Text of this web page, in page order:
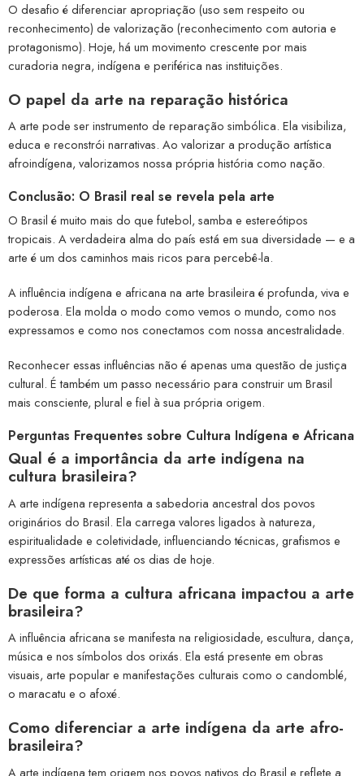
O desafio é diferenciar apropriação (uso sem respeito ou
reconhecimento) de valorização (reconhecimento com autoria e
protagonismo). Hoje, há um movimento crescente por mais
curadoria negra, indígena e periférica nas instituições.
O papel da arte na reparação histórica
A arte pode ser instrumento de reparação simbólica. Ela visibiliza,
educa e reconstrói narrativas. Ao valorizar a produção artística
afroindígena, valorizamos nossa própria história como nação.
Conclusão: O Brasil real se revela pela arte
O Brasil é muito mais do que futebol, samba e estereótipos
tropicais. A verdadeira alma do país está em sua diversidade — e a
arte é um dos caminhos mais ricos para percebê-la.
A influência indígena e africana na arte brasileira é profunda, viva e
poderosa. Ela molda o modo como vemos o mundo, como nos
expressamos e como nos conectamos com nossa ancestralidade.
Reconhecer essas influências não é apenas uma questão de justiça
cultural. É também um passo necessário para construir um Brasil
mais consciente, plural e fiel à sua própria origem.
Perguntas Frequentes sobre Cultura Indígena e Africana
Qual é a importância da arte indígena na
cultura brasileira?
A arte indígena representa a sabedoria ancestral dos povos
originários do Brasil. Ela carrega valores ligados à natureza,
espiritualidade e coletividade, influenciando técnicas, grafismos e
expressões artísticas até os dias de hoje.
De que forma a cultura africana impactou a arte
brasileira?
A influência africana se manifesta na religiosidade, escultura, dança,
música e nos símbolos dos orixás. Ela está presente em obras
visuais, arte popular e manifestações culturais como o candomblé,
o maracatu e o afoxé.
Como diferenciar a arte indígena da arte afro-
brasileira?
A arte indígena tem origem nos povos nativos do Brasil e reflete a